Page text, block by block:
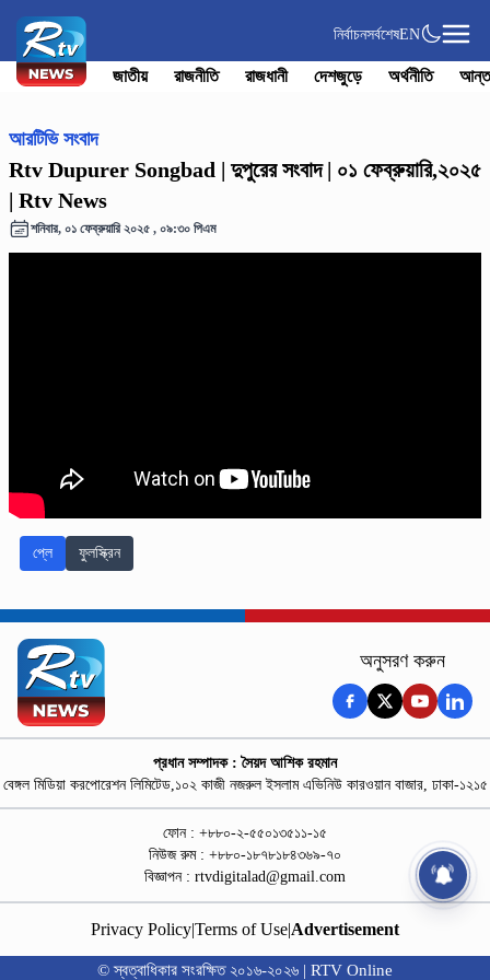
নির্বাচনসর্বশেষEN
জাতীয় রাজনীতি রাজধানী দেশজুড়ে অর্থনীতি
আরটিভি সংবাদ
Rtv Dupurer Songbad | দুপুরের সংবাদ | ০১ ফেব্রুয়ারি,২০২৫
| Rtv News
শনিবার, ০১ ফেব্রুয়ারি ২০২৫ , ০৯:৩০ পিএম
প্লে ফুলস্ক্রিন
অনুসরণ করুন
প্রধান সম্পাদক : সৈয়দ আশিক রহমান
বেঙ্গল মিডিয়া করপোরেশন লিমিটেড,১০২ কাজী নজরুল ইসলাম এভিনিউ কারওয়ান বাজার, ঢাকা-১২১৫
ফোন : +৮৮০-২-৫৫০১৩৫১১-১৫
নিউজ রুম : +৮৮০-১৮৭৮১৮৪৩৬৯-৭০
বিজ্ঞাপন : rtvdigitalad@gmail.com
Privacy Policy|Terms of Use|Advertisement
© স্বত্বাধিকার সংরক্ষিত ২০১৬-২০২৬ | RTV Online